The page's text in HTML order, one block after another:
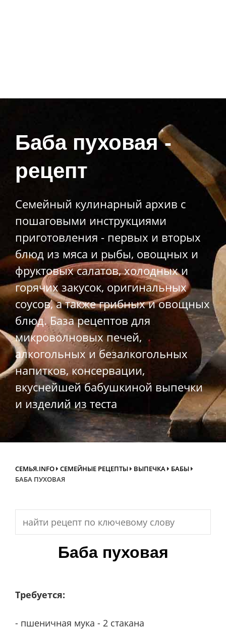
Баба пуховая -
рецепт
Семейный кулинарный архив с
пошаговыми инструкциями
приготовления - первых и вторых
блюд из мяса и рыбы, овощных и
фруктовых салатов, холодных и
горячих закусок, оригинальных
соусов, а также грибных и овощных
блюд. База рецептов для
микроволновых печей,
алкогольных и безалкогольных
напитков, консервации,
вкуснейшей бабушкиной выпечки
и изделий из теста
СЕМЬЯ.INFO СЕМЕЙНЫЕ РЕЦЕПТЫ ВЫПЕЧКА
БАБЫ
БАБА ПУХОВАЯ
Search
Баба пуховая
Требуется:
- пшеничная мука - 2 стакана